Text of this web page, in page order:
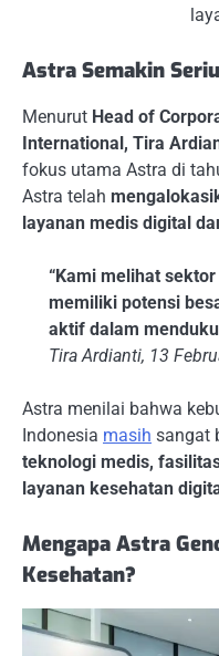
Astra Semakin
Menurut Head of
International, Tira
fokus utama Astra di
Astra telah
layanan medis digital
“Kami melihat
memiliki potensi
aktif dalam
Tira Ardianti, 13
Astra menilai bahwa
Indonesia masih sangat
teknologi medis,
layanan kesehatan
Mengapa Astra
Kesehatan?